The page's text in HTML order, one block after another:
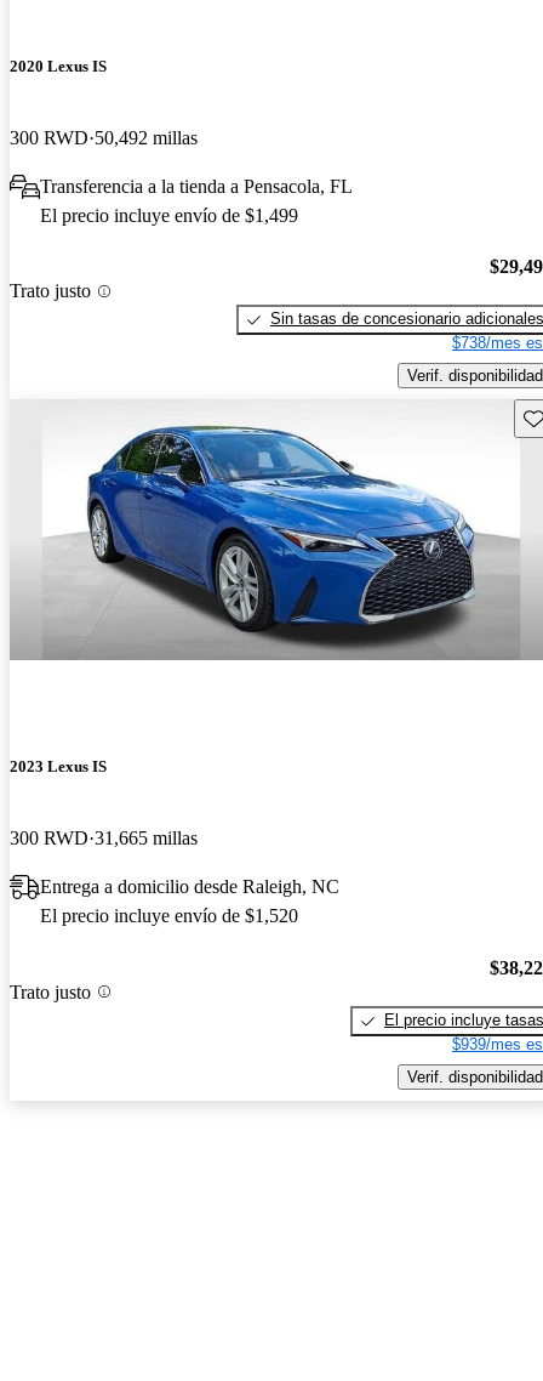
2020 Lexus IS
300 RWD 50,492 millas
Transferencia a la tienda a Pensacola, FL
El precio incluye envío de $1,499
Trato justo
Sin tasas de concesionario adicionales
$738/mes
Verif. disponibilidad
2023 Lexus IS
300 RWD 31,665 millas
Entrega a domicilio desde Raleigh, NC
El precio incluye envío de $1,520
Trato justo
El precio incluye tasas
$939/mes
Verif. disponibilidad